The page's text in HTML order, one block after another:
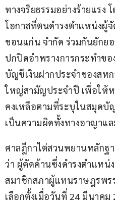
ทางจริยธรรมอย่างร้ายแรง
โอกาสที่ตนดำรงตำแหน่งผู้
ขอนแก่น จำกัด ร่วมกันยักย
ปกปิดอำพรางการกระทำข
บัญชีเงินฝากประจำของสห
ใหญ่สามัญประจำปี เพื่อให้
คงเหลือตามที่ระบุในสมุดบั
เป็นความผิดทั้งทางอาญาแล
ศาลฎีกาไต่สวนพยานหลักฐ
ว่า ผู้คัดค้านซึ่งดำรงตำแหน่
สมาชิกสภาผู้แทนราษฎรพร
เลือกตั้งเมื่อวันที่ 24 มีนาคม